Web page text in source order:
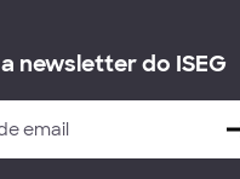
newsletter do ISEG